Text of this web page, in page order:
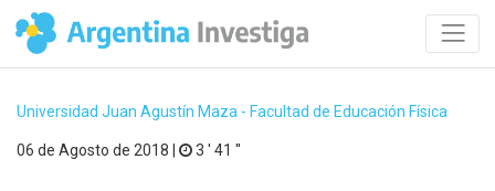
Universidad Juan Agustín Maza - Facultad de Educación Física
06 de Agosto de 2018 | 3 ′ 41 ′′